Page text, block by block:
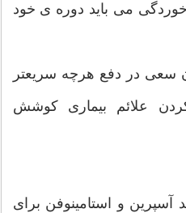
می باید دوره ی خود
سعی در دفع هرچه سریعتر
علائم بیماری کوشش
آسپرین و استامینوفن برای